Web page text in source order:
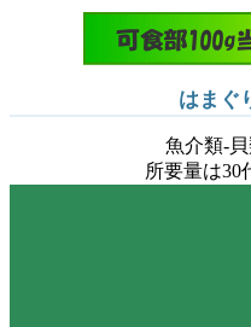
はまぐ
魚介類-
所要量は30